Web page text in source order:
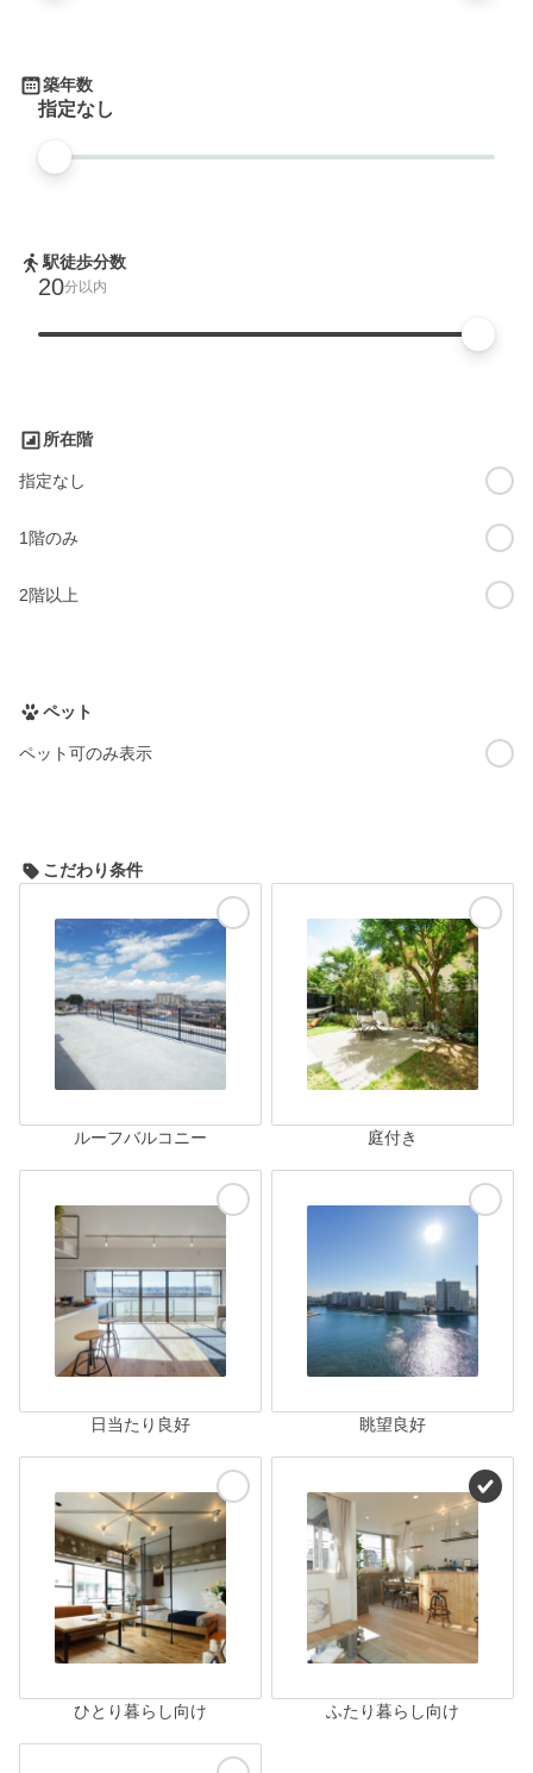
築年数
指定なし
駅徒歩分数
20分以内
所在階
指定なし
1階のみ
2階以上
ペット
ペット可のみ表示
こだわり条件
ルーフバルコニー 庭付き
日当たり良好 眺望良好
ひとり暮らし向け ふたり暮らし向け